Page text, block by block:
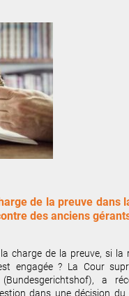
de la preuve dans
des anciens
charge de la preuve, si la
engagée ? La Cour
a
dans une décision du